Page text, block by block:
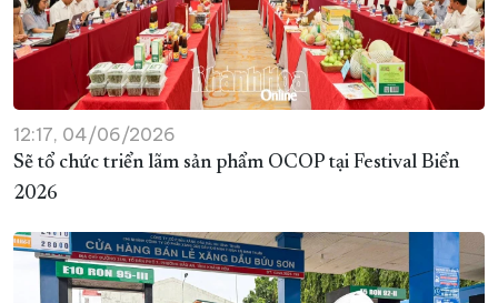
12:17, 04/06/2026
Sẽ tổ chức triển lãm sản phẩm OCOP tại Festival Biển
2026